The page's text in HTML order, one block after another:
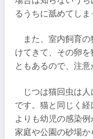
るうちに舐めてしま
また、室内飼育
けてきて、その卵
ともあるので、注意
じつは猫回虫は
です。猫と同じく
よりも幼児の感染
家庭や公園の砂場か